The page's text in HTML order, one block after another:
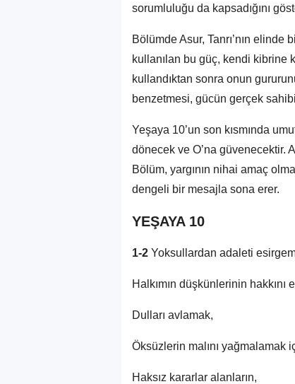
sorumluluğu da kapsadığını
Bölümde Asur, Tanrı’nın
kullanılan bu güç, kendi kibrine
kullandıktan sonra onun
benzetmesi, gücün gerçek
Yeşaya 10’un son kısmında
dönecek ve O’na güvenecektir.
Bölüm, yargının nihai amaç
dengeli bir mesajla sona erer.
YEŞAYA 10
1-2 Yoksullardan adaleti
Halkımın düşkünlerinin hakkını
Dulları avlamak,
Öksüzlerin malını yağmalamak
Haksız kararlar alanların,